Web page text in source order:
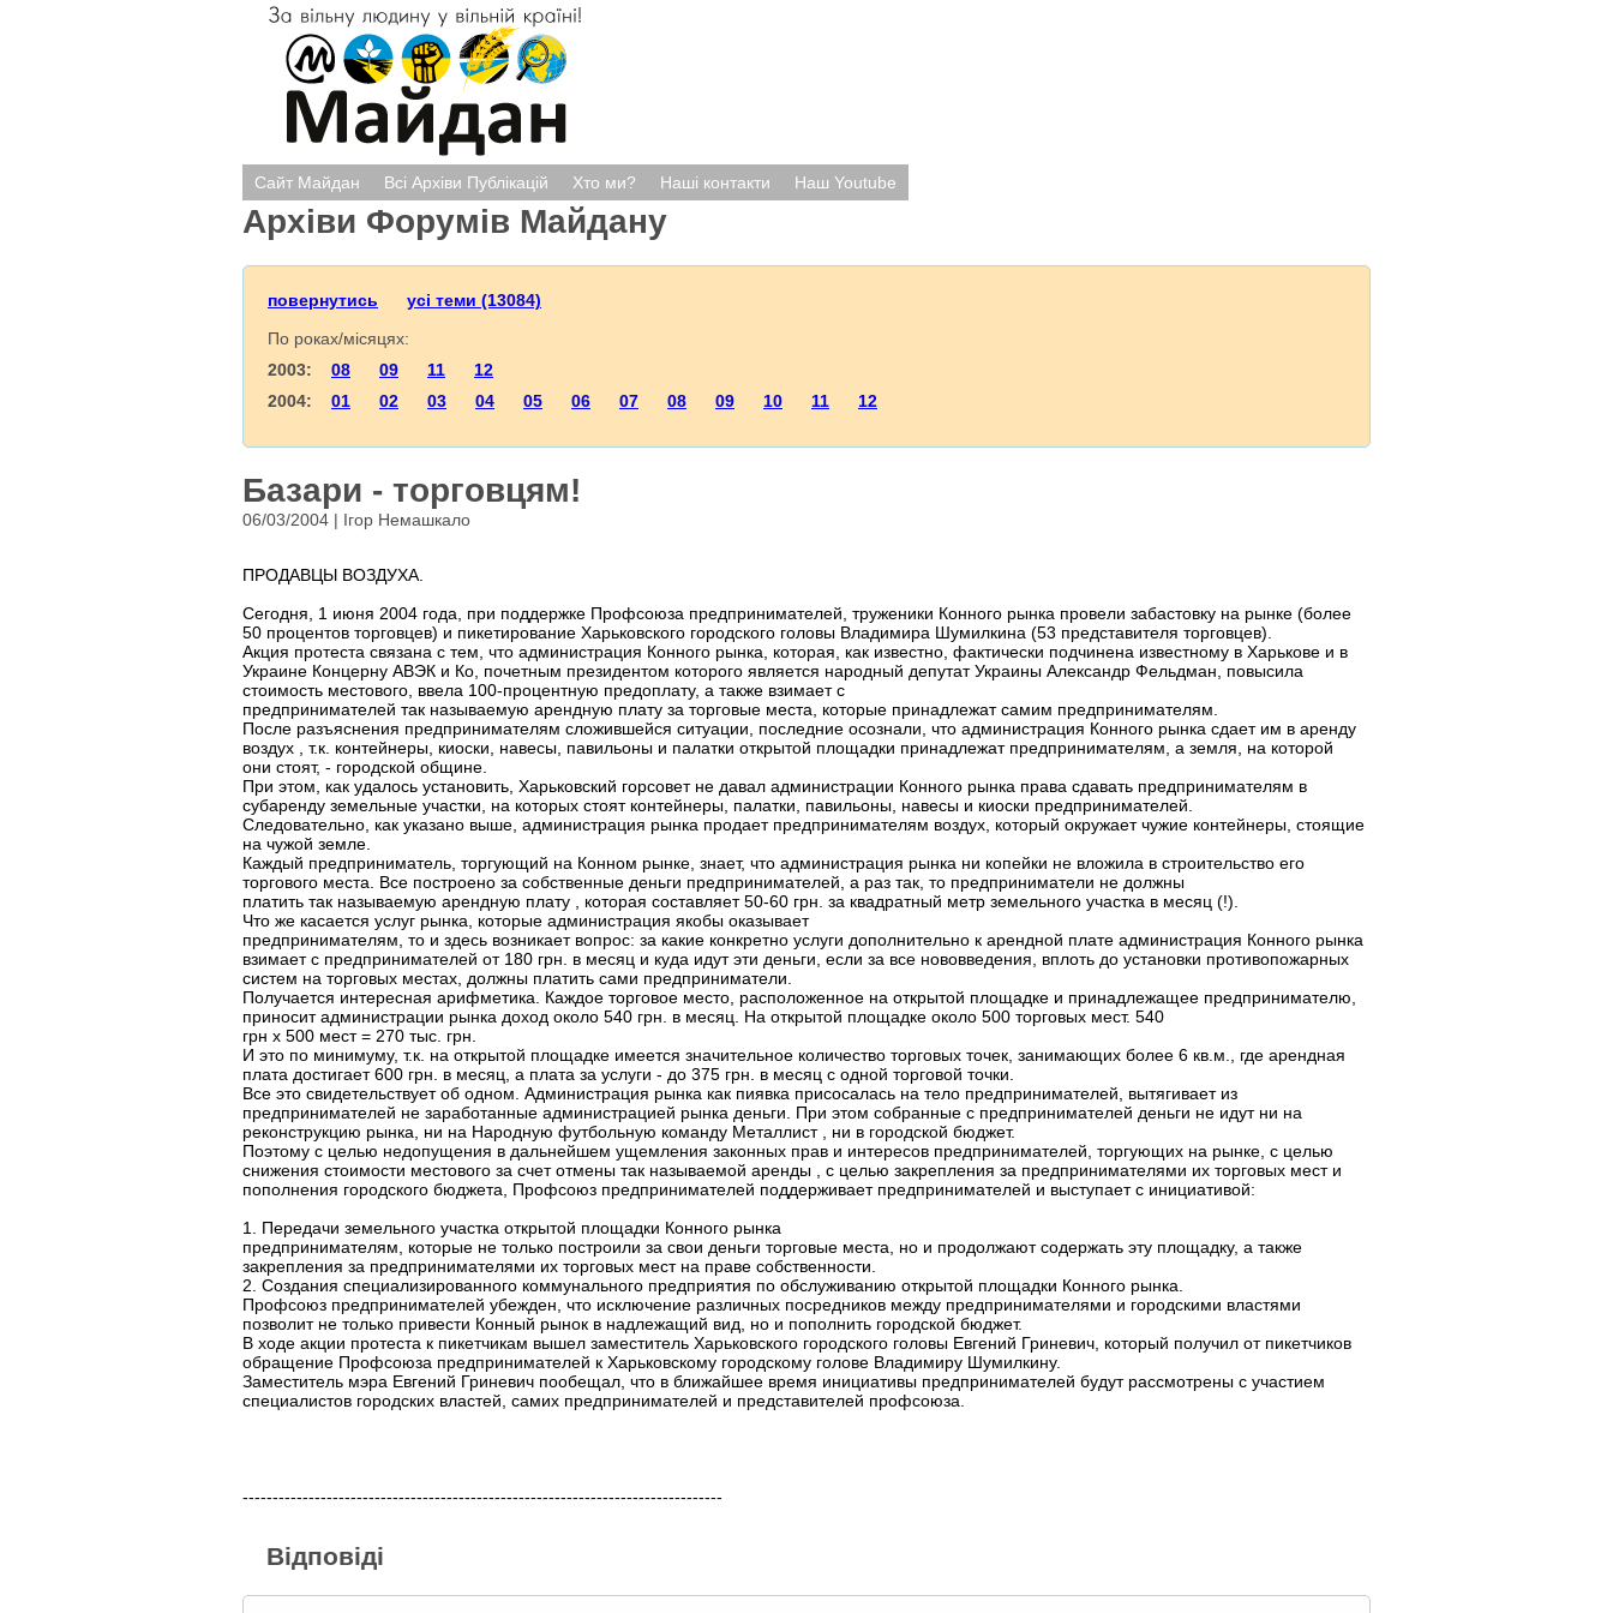
Сайт Майдан Всі Архіви Публікацій Хто ми? Наші контакти Наш Youtube
Архіви Форумів Майдану
повернутись
усі теми (13084)
По роках/місяцях:
2003: 08 09 11
12
2004: 01 02 03 04 05 06 07 08 09 10 11 12
Базари - торговцям!
06/03/2004 | Ігор Немашкало
ПРОДАВЦЫ ВОЗДУХА.
Сегодня, 1 июня 2004 года, при поддержке Профсоюза предпринимателей, труженики Конного рынка провели забастовку на рынке (более
50 процентов торговцев) и пикетирование Харьковского городского головы Владимира Шумилкина (53 представителя торговцев).
Акция протеста связана с тем, что администрация Конного рынка, которая, как известно, фактически подчинена известному в Харькове и в
Украине Концерну АВЭК и Ко, почетным президентом которого является народный депутат Украины Александр Фельдман, повысила
стоимость местового, ввела 100-процентную предоплату, а также взимает с
предпринимателей так называемую арендную плату за торговые места, которые принадлежат самим предпринимателям.
После разъяснения предпринимателям сложившейся ситуации, последние осознали, что администрация Конного рынка сдает им в аренду
воздух , т.к. контейнеры, киоски, навесы, павильоны и палатки открытой площадки принадлежат предпринимателям, а земля, на которой
они стоят, - городской общине.
При этом, как удалось установить, Харьковский горсовет не давал администрации Конного рынка права сдавать предпринимателям в
субаренду земельные участки, на которых стоят контейнеры, палатки, павильоны, навесы и киоски предпринимателей.
Следовательно, как указано выше, администрация рынка продает предпринимателям воздух, который окружает чужие контейнеры, стоящие
на чужой земле.
Каждый предприниматель, торгующий на Конном рынке, знает, что администрация рынка ни копейки не вложила в строительство его
торгового места. Все построено за собственные деньги предпринимателей, а раз так, то предприниматели не должны
платить так называемую арендную плату , которая составляет 50-60 грн. за квадратный метр земельного участка в месяц (!).
Что же касается услуг рынка, которые администрация якобы оказывает
предпринимателям, то и здесь возникает вопрос: за какие конкретно услуги дополнительно к арендной плате администрация Конного рынка
взимает с предпринимателей от 180 грн. в месяц и куда идут эти деньги, если за все нововведения, вплоть до установки противопожарных
систем на торговых местах, должны платить сами предприниматели.
Получается интересная арифметика. Каждое торговое место, расположенное на открытой площадке и принадлежащее предпринимателю,
приносит администрации рынка доход около 540 грн. в месяц. На открытой площадке около 500 торговых мест. 540
грн х 500 мест = 270 тыс. грн.
И это по минимуму, т.к. на открытой площадке имеется значительное количество торговых точек, занимающих более 6 кв.м., где арендная
плата достигает 600 грн. в месяц, а плата за услуги - до 375 грн. в месяц с одной торговой точки.
Все это свидетельствует об одном. Администрация рынка как пиявка присосалась на тело предпринимателей, вытягивает из
предпринимателей не заработанные администрацией рынка деньги. При этом собранные с предпринимателей деньги не идут ни на
реконструкцию рынка, ни на Народную футбольную команду Металлист , ни в городской бюджет.
Поэтому с целью недопущения в дальнейшем ущемления законных прав и интересов предпринимателей, торгующих на рынке, с целью
снижения стоимости местового за счет отмены так называемой аренды , с целью закрепления за предпринимателями их торговых мест и
пополнения городского бюджета, Профсоюз предпринимателей поддерживает предпринимателей и выступает с инициативой:
1. Передачи земельного участка открытой площадки Конного рынка
предпринимателям, которые не только построили за свои деньги торговые места, но и продолжают содержать эту площадку, а также
закрепления за предпринимателями их торговых мест на праве собственности.
2. Создания специализированного коммунального предприятия по обслуживанию открытой площадки Конного рынка.
Профсоюз предпринимателей убежден, что исключение различных посредников между предпринимателями и городскими властями
позволит не только привести Конный рынок в надлежащий вид, но и пополнить городской бюджет.
В ходе акции протеста к пикетчикам вышел заместитель Харьковского городского головы Евгений Гриневич, который получил от пикетчиков
обращение Профсоюза предпринимателей к Харьковскому городскому голове Владимиру Шумилкину.
Заместитель мэра Евгений Гриневич пообещал, что в ближайшее время инициативы предпринимателей будут рассмотрены с участием
специалистов городских властей, самих предпринимателей и представителей профсоюза.
--------------------------------------------------------------------------------
Відповіді